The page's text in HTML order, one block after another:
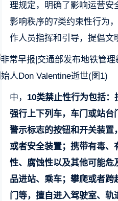
理规定，明确了影响运营安
影响秩序的7类约束性行为
作人员指挥和引导，提倡文
中， 10类禁止性行为包括
强行上下列车，车门或站
警示标志的按钮和开关装
或者安全装置；携带有毒、
性、腐蚀性以及其他可能
品进站、乘车；攀爬或者
门等，擅自进入驾驶室、